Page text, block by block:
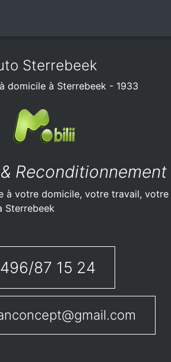
Sterrebeek
domicile à Sterrebeek - 1933
Reconditionnement
à votre domicile, votre travail, votre
Sterrebeek
87 15 24